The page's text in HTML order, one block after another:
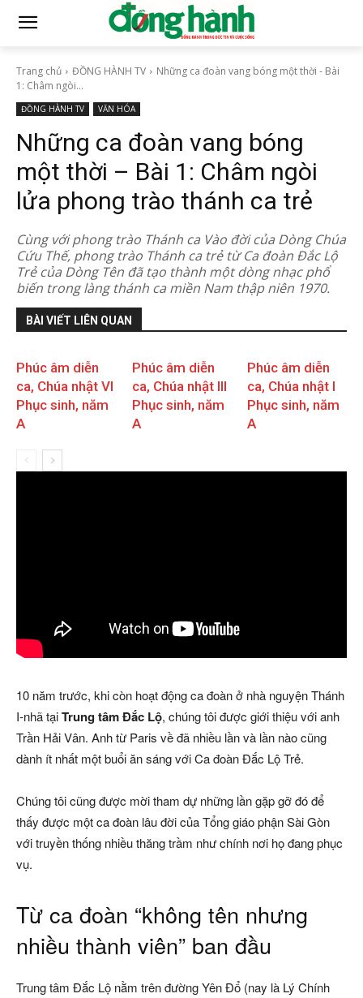
Trang chủ ĐỒNG HÀNH TV
Những ca đoàn vang bóng một thời - Bài
1: Châm ngòi...
ĐỒNG HÀNH TV VĂN HÓA
Những ca đoàn vang bóng
một thời – Bài 1: Châm ngòi
lửa phong trào thánh ca trẻ
Cùng với phong trào Thánh ca Vào đời của Dòng Chúa
Cứu Thế, phong trào Thánh ca trẻ từ Ca đoàn Đắc Lộ
Trẻ của Dòng Tên đã tạo thành một dòng nhạc phổ
biến trong làng thánh ca miền Nam thập niên 1970.
BÀI VIẾT LIÊN QUAN
Phúc âm diễn
ca, Chúa nhật VI
Phục sinh, năm
A
Phúc âm diễn
ca, Chúa nhật III
Phục sinh, năm
A
Phúc âm diễn
ca, Chúa nhật I
Phục sinh, năm
A
10 năm trước, khi còn hoạt động ca đoàn ở nhà nguyện Thánh
I-nhã tạiTrung tâm Đắc Lộ, chúng tôi được giới thiệu với anh
Trần Hải Vân. Anh từ Paris về đã nhiều lần và lần nào cũng
dành ít nhất một buổi ăn sáng với Ca đoàn Đắc Lộ Trẻ.
Chúng tôi cũng được mời tham dự những lần gặp gỡ đó để
thấy được một ca đoàn lâu đời của Tổng giáo phận Sài Gòn
với truyền thống nhiều thăng trầm như chính nơi họ đang phục
vụ.
Từ ca đoàn “không tên nhưng
nhiều thành viên” ban đầu
Trung tâm Đắc Lộ nằm trên đường Yên Đổ (nay là Lý Chính